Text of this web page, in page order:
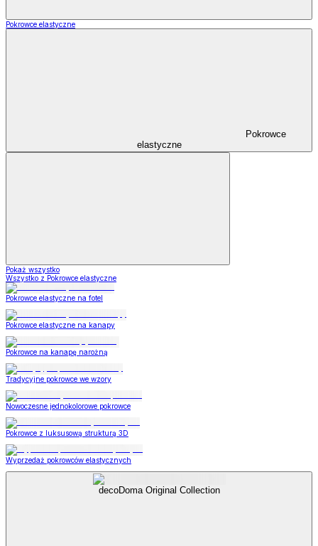
Pokrowce elastyczne
Pokrowce
elastyczne
Pokaż wszystko
Wszystko z Pokrowce elastyczne
Pokrowce elastyczne na fotel
Pokrowce elastyczne na kanapy
Pokrowce na kanapę narożną
Tradycyjne pokrowce we wzory
Nowoczesne jednokolorowe pokrowce
Pokrowce z luksusową strukturą 3D
Wyprzedaż pokrowców elastycznych
decoDoma Original Collection